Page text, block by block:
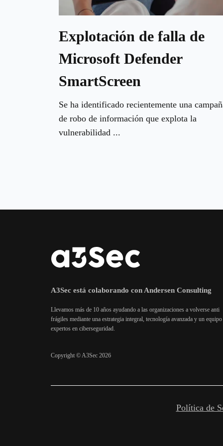
Explotación de falla de
Microsoft Defender
SmartScreen
Se ha identificado recientemente una
de robo de información que explota la
vulnerabilidad ...
A3Sec está colaborando con Andersen Consulting
Llevamos más de 10 años ayudando a las organizaciones a volverse anti
frágiles mediante una estrategia integral, tecnología avanzada y un equipo
expertos en ciberseguridad.
Copyright © A3Sec 2026
Política de